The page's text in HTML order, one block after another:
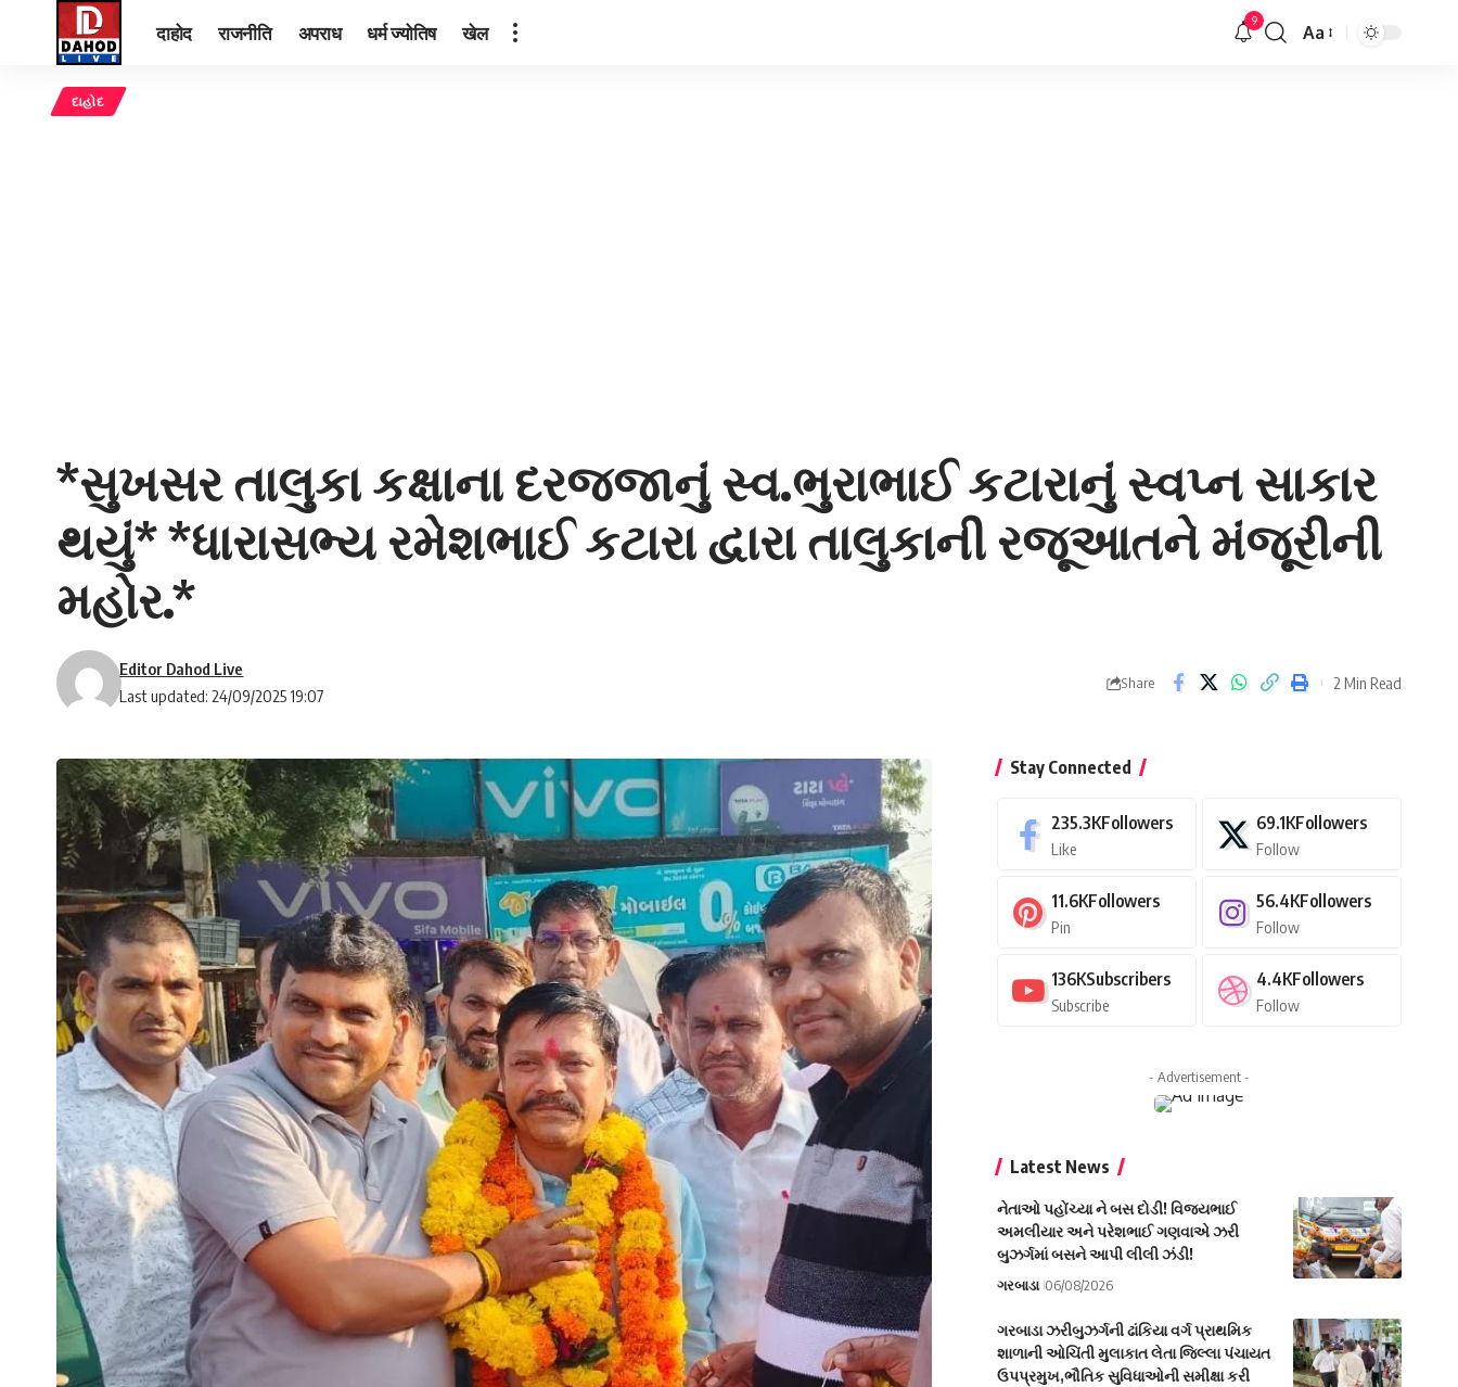
दाहोद राजनीति अपराध धर्म ज्योतिष खेल 9
Font
Aa
દાહોદ
*સુખસર તાલુકા કક્ષાના દરજ્જાનું સ્વ.ભુરાભાઈ કટારાનું સ્વપ્ન સાકાર
થયું* *ધારાસભ્ય રમેશભાઈ કટારા દ્વારા તાલુકાની રજૂઆતને મંજૂરીની
મહોર.*
Last updated: 24/09/2025 19:07
Editor Dahod Live
Share 2 Min Read
Stay Connected
235.3KFollowers
Like
69.1KFollowers
Follow
11.6KFollowers
Pin
56.4KFollowers
Follow
136KSubscribers
Subscribe
4.4KFollowers
Follow
- Advertisement -
Latest News
નેતાઓ પહોંચ્યા ને બસ દોડી! વિજયભાઈ
અમલીયાર અને પરેશભાઈ ગણવાએ ઝરી
બુઝર્ગમાં બસને આપી લીલી ઝંડી!
ગરબાડા 06/08/2026
ગરબાડા ઝરીબુઝર્ગની ઢાંકિયા વર્ગ પ્રાથમિક
શાળાની ઓચિંતી મુલાકાત લેતા જિલ્લા પંચાયત
ઉપપ્રમુખ,ભૌતિક સુવિધાઓની સમીક્ષા કરી